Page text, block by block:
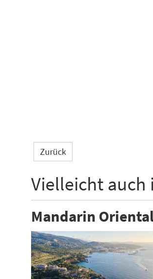
Zurück
Vielleicht auch
Mandarin